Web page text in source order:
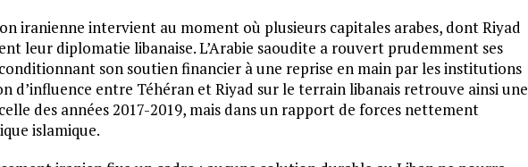
iranienne intervient au moment où plusieurs capitales arabes, dont Riyad
leur diplomatie libanaise. L’Arabie saoudite a rouvert prudemment ses
son soutien financier à une reprise en main par les institutions
d’influence entre Téhéran et Riyad sur le terrain libanais retrouve ainsi une
des années 2017-2019, mais dans un rapport de forces nettement
islamique.